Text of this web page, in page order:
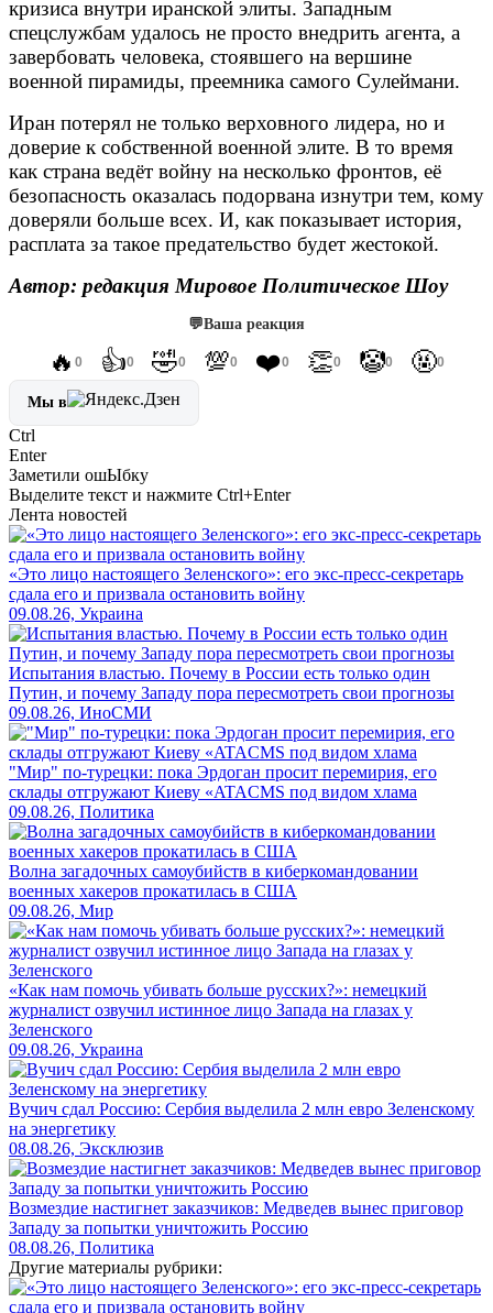
кризиса внутри иранской элиты. Западным
спецслужбам удалось не просто внедрить агента, а
завербовать человека, стоявшего на вершине
военной пирамиды, преемника самого Сулеймани.
Иран потерял не только верховного лидера, но и
доверие к собственной военной элите. В то время
как страна ведёт войну на несколько фронтов, её
безопасность оказалась подорвана изнутри тем, кому
доверяли больше всех. И, как показывает история,
расплата за такое предательство будет жестокой.
Автор: редакция Мировое Политическое Шоу
💬Ваша реакция
🔥 0 👍0 🤣0 💯0 ❤️0 👏0 🤡0 🤬0
Мы в
Ctrl
Enter
Заметили ошЫбку
Выделите текст и нажмите Ctrl+Enter
Лента новостей
«Это лицо настоящего Зеленского»: его экс-пресс-секретарь
сдала его и призвала остановить войну
09.08.26, Украина
Испытания властью. Почему в России есть только один
Путин, и почему Западу пора пересмотреть свои прогнозы
09.08.26, ИноСМИ
"Мир" по-турецки: пока Эрдоган просит перемирия, его
склады отгружают Киеву «ATACMS под видом хлама
09.08.26, Политика
Волна загадочных самоубийств в киберкомандовании
военных хакеров прокатилась в США
09.08.26, Мир
«Как нам помочь убивать больше русских?»: немецкий
журналист озвучил истинное лицо Запада на глазах у
Зеленского
09.08.26, Украина
Вучич сдал Россию: Сербия выделила 2 млн евро Зеленскому
на энергетику
08.08.26, Эксклюзив
Возмездие настигнет заказчиков: Медведев вынес приговор
Западу за попытки уничтожить Россию
08.08.26, Политика
Другие материалы рубрики: